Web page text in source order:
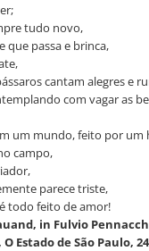
tudo novo,
que passa e brinca,
cantam alegres e
com vagar as
um mundo, feito por um
campo,
parece triste,
todo feito de amor!
in Fulvio
Estado de São Paulo,